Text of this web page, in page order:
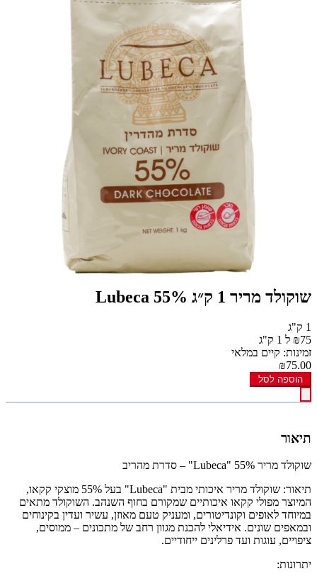
שוקולד מריר 1 ק״ג 55% Lubeca
1 ק"ג
₪75 ל 1 ק"ג
זמינות: קיים במלאי
₪75.00
הוספה לסל
תיאור
שוקולד מריר 55% "Lubeca" – סדרת מהריב
תיאור: שוקולד מריר איכותי מבית "Lubeca" בעל 55% מוצקי קקאו,
המיוצר מפולי קקאו איכותיים שמקורם בחוף השנהב. השוקולד מתאים
במיוחד לאופים וקונדיטורים, ומעניק טעם מאוזן, עשיר ועדין בקינוחים
ובמאפים שונים. אידיאלי להכנת מגוון רחב של מתכונים – ממוסים,
ציפויים, עוגות ועד פרלינים ייחודיים.
יתרונות: